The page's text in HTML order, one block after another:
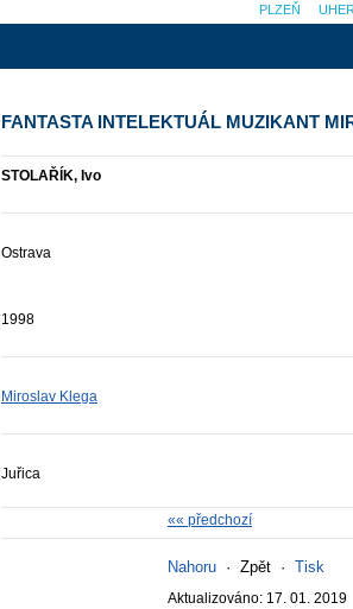
FANTASTA INTELEKTUÁL MUZIKANT
STOLAŘÍK, Ivo
Ostrava
1998
Miroslav Klega
Juřica
«« předchozí
Nahoru · Zpět · Tisk
Aktualizováno: 17. 01. 2019
PLZEŇ